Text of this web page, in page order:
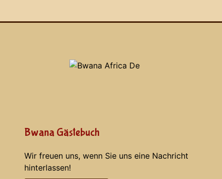
Bwana Gästebuch
Wir freuen uns, wenn Sie uns eine Nachricht
hinterlassen!